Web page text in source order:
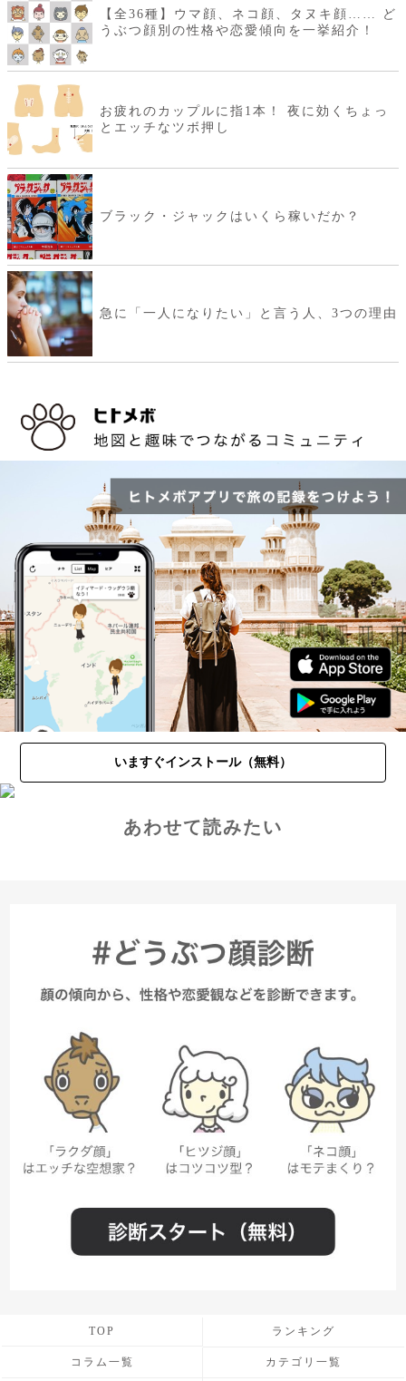
【全36種】ウマ顔、ネコ顔、タヌキ顔…… ど
うぶつ顔別の性格や恋愛傾向を一挙紹介！
お疲れのカップルに指1本！ 夜に効くちょっ
とエッチなツボ押し
ブラック・ジャックはいくら稼いだか？
急に「一人になりたい」と言う人、3つの理由
いますぐインストール（無料）
あわせて読みたい
TOP ランキング
コラム一覧 カテゴリ一覧